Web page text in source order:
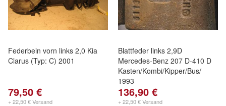
Federbein vorn links 2,0 Kia
Clarus (Typ: C) 2001
79,50 €
+ 22,50 € Versand
Blattfeder links 2,9D
Mercedes-Benz 207 D-410 D
Kasten/Kombi/Kipper/Bus/
1993
136,90 €
+ 22,50 € Versand